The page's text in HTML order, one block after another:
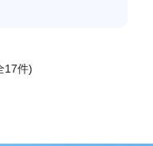
17件)